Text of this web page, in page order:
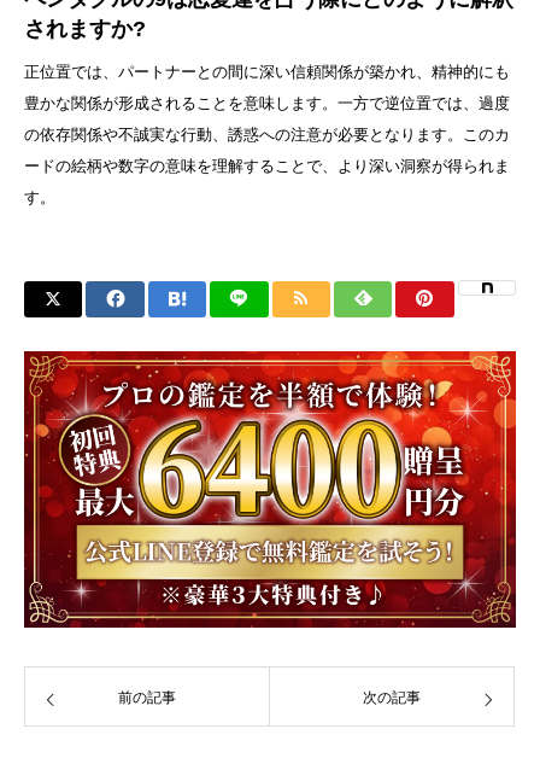
されますか?
正位置では、パートナーとの間に深い信頼関係が築かれ、精神的にも
豊かな関係が形成されることを意味します。一方で逆位置では、過度
の依存関係や不誠実な行動、誘惑への注意が必要となります。このカ
ードの絵柄や数字の意味を理解することで、より深い洞察が得られま
す。
前の記事 次の記事